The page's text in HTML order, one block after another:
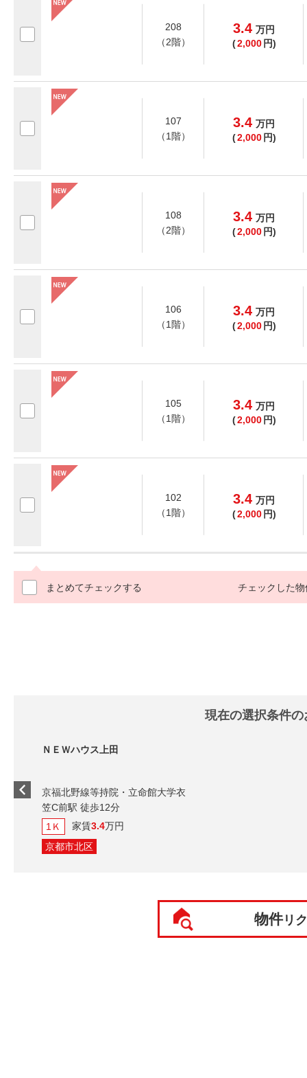
208
（2階）
3.4 万円
(2,000 円)
107
（1階）
3.4 万円
(2,000 円)
108
（2階）
3.4 万円
(2,000 円)
106
（1階）
3.4 万円
(2,000 円)
105
（1階）
3.4 万円
(2,000 円)
102
（1階）
3.4 万円
(2,000 円)
まとめてチェックする チェックした物
現在の選択条件
京福北野線等持院・立命館大
物件リ